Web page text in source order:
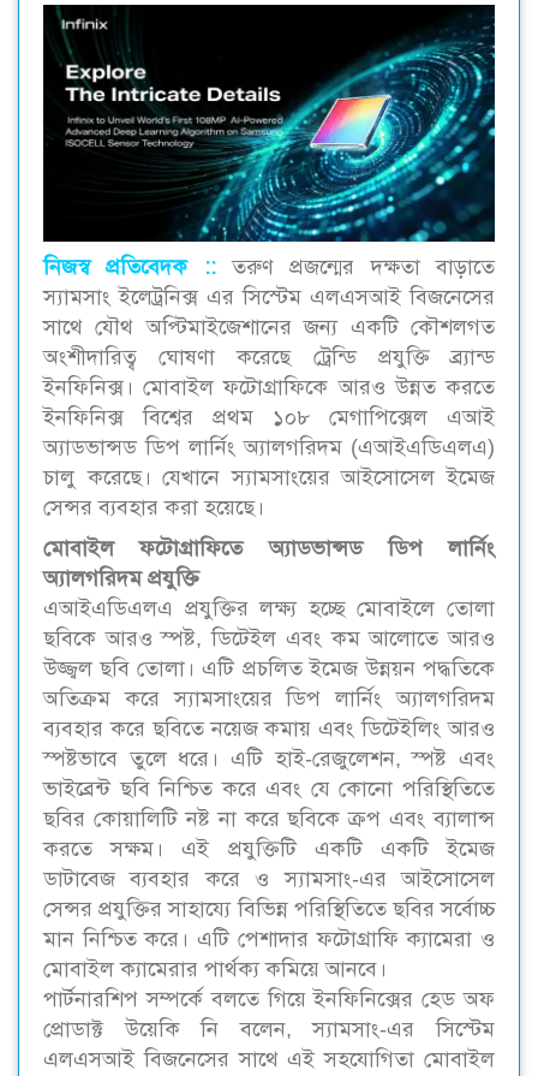
নিজস্ব প্রতিবেদক ::‌তরুণ প্রজন্মের দক্ষতা বাড়াতে
স্যামসাং ইলেট্রনিক্স এর সিস্টেম এলএসআই বিজনেসের
সাথে যৌথ অপ্টিমাইজেশানের জন্য একটি কৌশলগত
অংশীদারিত্ব ঘোষণা করেছে ট্রেন্ডি প্রযুক্তি ব্র্যান্ড
ইনফিনিক্স। মোবাইল ফটোগ্রাফিকে আরও উন্নত করতে
ইনফিনিক্স বিশ্বের প্রথম ১০৮ মেগাপিক্সেল এআই
অ্যাডভান্সড ডিপ লার্নিং অ্যালগরিদম (এআইএডিএলএ)
চালু করেছে। যেখানে স্যামসাংয়ের আইসোসেল ইমেজ
সেন্সর ব্যবহার করা হয়েছে।
মোবাইল ফটোগ্রাফিতে অ্যাডভান্সড ডিপ লার্নিং
অ্যালগরিদম প্রযুক্তি
এআইএডিএলএ প্রযুক্তির লক্ষ্য হচ্ছে মোবাইলে তোলা
ছবিকে আরও স্পষ্ট, ডিটেইল এবং কম আলোতে আরও
উজ্জ্বল ছবি তোলা। এটি প্রচলিত ইমেজ উন্নয়ন পদ্ধতিকে
অতিক্রম করে স্যামসাংয়ের ডিপ লার্নিং অ্যালগরিদম
ব্যবহার করে ছবিতে নয়েজ কমায় এবং ডিটেইলিং আরও
স্পষ্টভাবে তুলে ধরে। এটি হাই-রেজুলেশন, স্পষ্ট এবং
ভাইব্রেন্ট ছবি নিশ্চিত করে এবং যে কোনো পরিস্থিতিতে
ছবির কোয়ালিটি নষ্ট না করে ছবিকে ক্রপ এবং ব্যালান্স
করতে সক্ষম। এই প্রযুক্তিটি একটি একটি ইমেজ
ডাটাবেজ ব্যবহার করে ও স্যামসাং-এর আইসোসেল
সেন্সর প্রযুক্তির সাহায্যে বিভিন্ন পরিস্থিতিতে ছবির সর্বোচ্চ
মান নিশ্চিত করে। এটি পেশাদার ফটোগ্রাফি ক্যামেরা ও
মোবাইল ক্যামেরার পার্থক্য কমিয়ে আনবে।
পার্টনারশিপ সম্পর্কে বলতে গিয়ে ইনফিনিক্সের হেড অফ
প্রোডাক্ট উয়েকি নি বলেন, স্যামসাং-এর সিস্টেম
এলএসআই বিজনেসের সাথে এই সহযোগিতা মোবাইল